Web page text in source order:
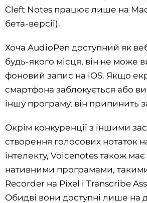
Cleft Notes працює лише на
бета-версії).
Хоча AudioPen доступний як
будь-якого місця, він не може
фоновий запис на iOS. Якщо
смартфона заблокується або
іншу програму, він припинить
Окрім конкуренції з іншими
створення голосових нотаток
інтелекту, Voicenotes також
нативними програмами,
Recorder на Pixel і Transcribe
Обидві вони доступні лише на